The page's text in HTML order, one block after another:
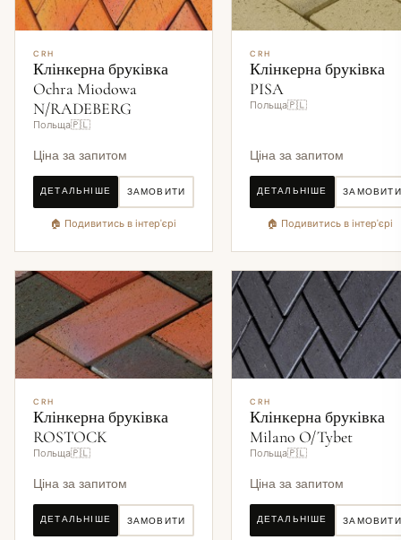
CRH
Клінкерна бруківка
Ochra Miodowa
N/RADEBERG
Польща🇵🇱
Ціна за запитом
ДЕТАЛЬНІШЕ ЗАМОВИТИ
🏠 Подивитись в інтер'єрі
CRH
Клінкерна бруківка
PISA
Польща🇵🇱
Ціна за запитом
ДЕТАЛЬНІШЕ ЗАМОВИТИ
🏠 Подивитись в інтер'єрі
CRH
Клінкерна бруківка
ROSTOCK
Польща🇵🇱
Ціна за запитом
ДЕТАЛЬНІШЕ ЗАМОВИТИ
CRH
Клінкерна бруківка
Milano O/Tybet
Польща🇵🇱
Ціна за запитом
ДЕТАЛЬНІШЕ ЗАМОВИТИ